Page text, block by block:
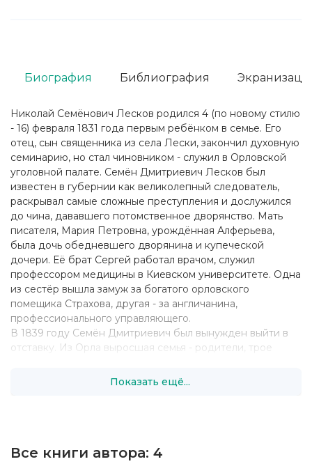
Николай Семёнович Лесков родился 4 (по новому стилю
- 16) февраля 1831 года первым ребёнком в семье. Его
отец, сын священника из села Лески, закончил духовную
семинарию, но стал чиновником - служил в Орловской
уголовной палате. Семён Дмитриевич Лесков был
известен в губернии как великолепный следователь,
раскрывал самые сложные преступления и дослужился
до чина, дававшего потомственное дворянство. Мать
писателя, Мария Петровна, урождённая Алферьева,
была дочь обедневшего дворянина и купеческой
дочери. Её брат Сергей работал врачом, служил
профессором медицины в Киевском университете. Одна
из сестёр вышла замуж за богатого орловского
помещика Страхова, другая - за англичанина,
профессионального управляющего.
В 1839 году Семён Дмитриевич был вынужден выйти в
отставку. Из Орла выросшая семья - родители, трое
Паньино (Панин Хутор) в Кромском уезде. Жили
довольно плохо, и через пять лет получил свидетельство
об окончании только двух классов. В 1847 году при
Показать ещё...
Биография Библиография
Все книги автора: 4